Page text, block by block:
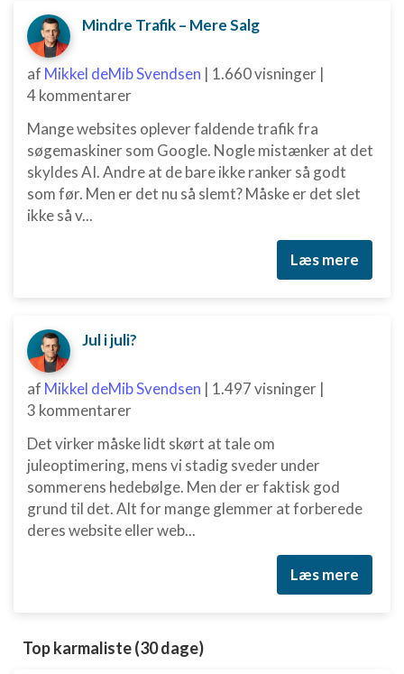
Mindre Trafik – Mere Salg
af Mikkel deMib Svendsen | 1.660 visninger |
4 kommentarer
Mange websites oplever faldende trafik fra
søgemaskiner som Google. Nogle mistænker at det
skyldes AI. Andre at de bare ikke ranker så godt
som før. Men er det nu så slemt? Måske er det slet
ikke så v...
Læs mere
Jul i juli?
af Mikkel deMib Svendsen | 1.497 visninger |
3 kommentarer
Det virker måske lidt skørt at tale om
juleoptimering, mens vi stadig sveder under
sommerens hedebølge. Men der er faktisk god
grund til det. Alt for mange glemmer at forberede
deres website eller web...
Læs mere
Top karmaliste (30 dage)